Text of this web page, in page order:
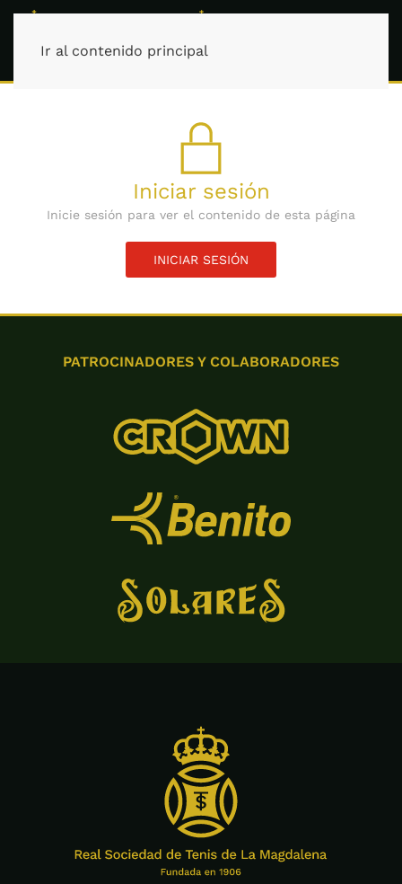
Ir al contenido principal
Iniciar sesión
Inicie sesión para ver el contenido de esta página
INICIAR SESIÓN
PATROCINADORES Y COLABORADORES